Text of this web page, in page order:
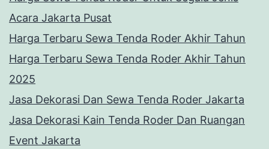
Acara Jakarta Pusat
Harga Terbaru Sewa Tenda Roder Akhir Tahun
Harga Terbaru Sewa Tenda Roder Akhir Tahun
2025
Jasa Dekorasi Dan Sewa Tenda Roder Jakarta
Jasa Dekorasi Kain Tenda Roder Dan Ruangan
Event Jakarta